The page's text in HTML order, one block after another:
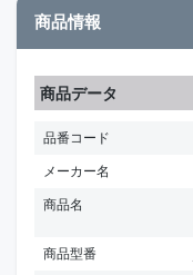
商品情報
商品データ
品番コード
メーカー名
商品名
商品型番